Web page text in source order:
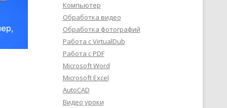
Компьютер
Обработка видео
Обработка фотографий
Работа с VirtualDub
Работа с PDF
Microsoft Word
Microsoft Excel
AutoCAD
Видео уроки